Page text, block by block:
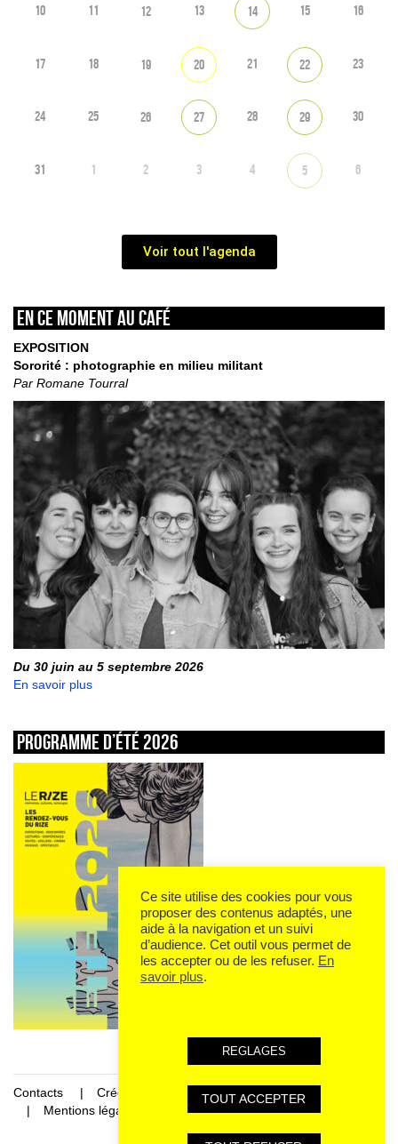
10 11 12 13 14 15 16
17 18 19 20 21 22 23
24 25 26 27 28 29 30
31 1 2 3 4 5 6
Voir tout l'agenda
En ce moment au café
EXPOSITION
Sororité : photographie en milieu militant
Par Romane Tourral
Du 30 juin au 5 septembre 2026
En savoir plus
Programme d’été 2026
Contacts
Crédits
Mentions légales et données personnelles
Ce site utilise des cookies pour vous
proposer des contenus adaptés, une
aide à la navigation et un suivi
d’audience. Cet outil vous permet de
les accepter ou de les refuser. En
savoir plus.
REGLAGES
TOUT ACCEPTER